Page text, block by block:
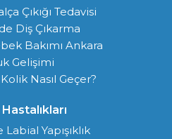
Çıkığı Tedavisi
Diş Çıkarma
Bakımı Ankara
Gelişimi
Nasıl Geçer?
Yapışıklık